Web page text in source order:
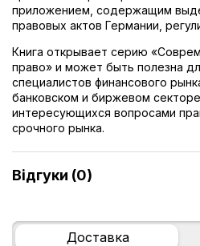
приложением, содержащим
правовых актов Германии,
Книга открывает серию
право» и может быть полезна
специалистов финансового
банковском и биржевом
интересующихся вопросами
срочного рынка.
Відгуки (0)
Доставка